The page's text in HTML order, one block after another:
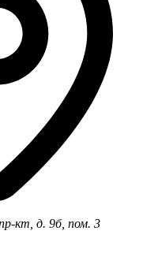
кт, д. 9б, пом. 3